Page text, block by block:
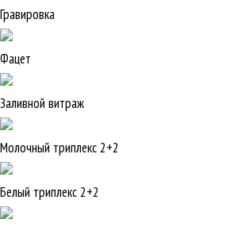
Гравировка
Фацет
Заливной витраж
Молочный триплекс 2+2
Белый триплекс 2+2